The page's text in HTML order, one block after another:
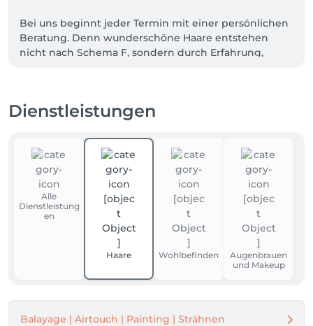
Bei uns beginnt jeder Termin mit einer persönlichen
Beratung. Denn wunderschöne Haare entstehen
nicht nach Schema F, sondern durch Erfahrung,
Extensions oder Zweithaar. Wir nehmen uns die Zeit,
🚗 Parkplätze findest du direkt vor und hinter
unserem Salon.
Wir freuen uns darauf, dich kennenzulernen und dir
zu zeigen, was mit echtem Friseurhandwerk möglich
Dienstleistungen
Alle
Dienstleistung
en
Haare Wohlbefinden
Augenbrauen
und Makeup
Balayage | Airtouch | Painting | Strähnen